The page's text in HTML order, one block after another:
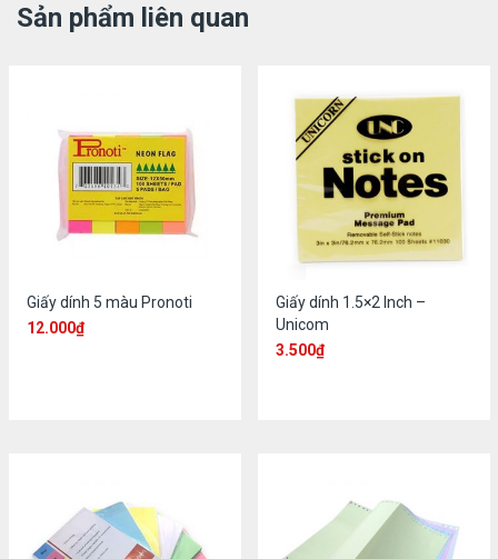
Sản phẩm liên quan
Giấy dính 5 màu Pronoti
12.000₫
Giấy dính 1.5×2 Inch –
Unicom
3.500₫